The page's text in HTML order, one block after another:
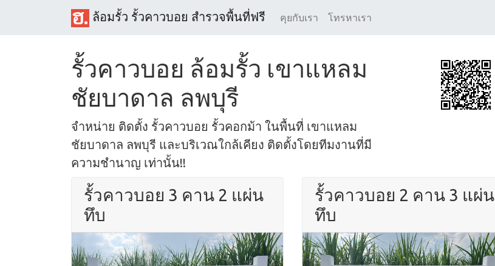
ล้อมรั้ว รั้วคาวบอย สำรวจพื้นที่ฟรี คุยกับเรา โทรหาเรา
รั้วคาวบอย ล้อมรั้ว เขาแหลม
ชัยบาดาล ลพบุรี
จำหน่าย ติดตั้ง รั้วคาวบอย รั้วคอกม้า ในพื้นที่ เขาแหลม
ชัยบาดาล ลพบุรี และบริเวณใกล้เคียง ติดตั้งโดยทีมงานที่มี
ความชำนาญ เท่านั้น!!
รั้วคาวบอย 3 คาน 2 แผ่น
ทึบ
รั้วคาวบอย 2 คาน 3 แผ่น
ทึบ